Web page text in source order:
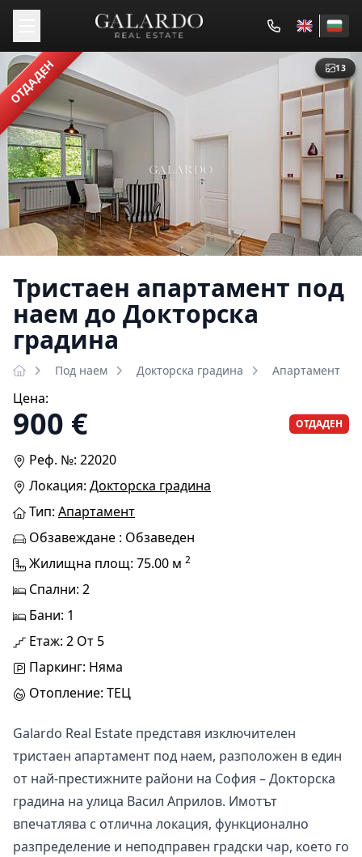
ОТДАДЕН 13
Тристаен апартамент под
наем до Докторска
градина
Под наем Докторска градина Апартамент
Цена:
900 € ОТДАДЕН
Реф. №: 22020
Локация: Докторска градина
Тип: Апартамент
Обзавеждане : Обзаведен
Жилищна площ: 75.00 м 2
Спални: 2
Бани: 1
Етаж: 2 От 5
Паркинг: Няма
Отопление: ТЕЦ
Galardo Real Estate представя изключителен
тристаен апартамент под наем, разположен в един
от най-престижните райони на София – Докторска
градина на улица Васил Априлов. Имотът
впечатлява с отлична локация, функционално
разпределение и неподправен градски чар, което го